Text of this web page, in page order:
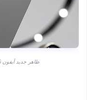
ظاهر جدید آیفون 15 پرو مکس با بدنه جدید تیتانیومی